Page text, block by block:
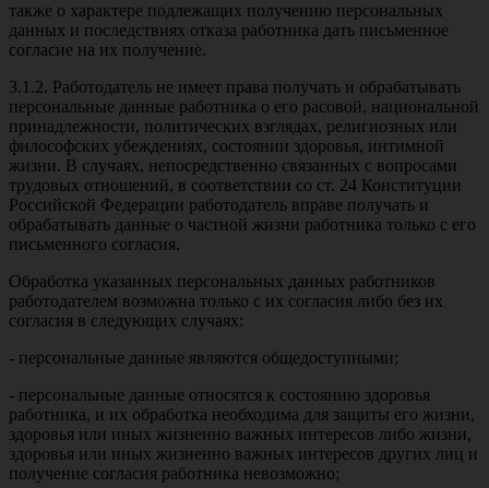
также о характере подлежащих получению персональных
данных и последствиях отказа работника дать письменное
согласие на их получение.
3.1.2. Работодатель не имеет права получать и обрабатывать
персональные данные работника о его расовой, национальной
принадлежности, политических взглядах, религиозных или
философских убеждениях, состоянии здоровья, интимной
жизни. В случаях, непосредственно связанных с вопросами
трудовых отношений, в соответствии со ст. 24 Конституции
Российской Федерации работодатель вправе получать и
обрабатывать данные о частной жизни работника только с его
письменного согласия.
Обработка указанных персональных данных работников
работодателем возможна только с их согласия либо без их
согласия в следующих случаях:
- персональные данные являются общедоступными;
- персональные данные относятся к состоянию здоровья
работника, и их обработка необходима для защиты его жизни,
здоровья или иных жизненно важных интересов либо жизни,
здоровья или иных жизненно важных интересов других лиц и
получение согласия работника невозможно;